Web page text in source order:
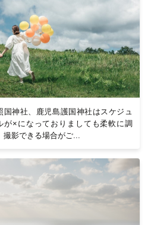
も、おしゃれで洗練された仕上がり
ってほしかった！」と思える一枚に
ラフの撮影事例 をご覧ください。
国神社、鹿児島護国神社はスケジュ
が×になっておりましても柔軟に調
撮影できる場合がご...